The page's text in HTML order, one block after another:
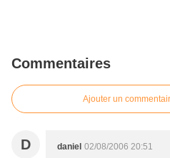
Commentaires
Ajouter un
D daniel 02/08/2006 20:51